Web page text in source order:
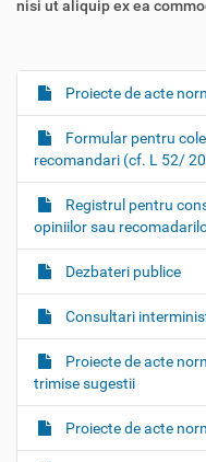
nisi ut aliquip ex ea
N
a
v
i
g
a
t
i
o
n
Proiecte de acte
Formular pentru
recomandari (cf. L 52/
Registrul pentru
opiniilor sau
Dezbateri publice
Consultari
Proiecte de acte
trimise sugestii
Proiecte de acte